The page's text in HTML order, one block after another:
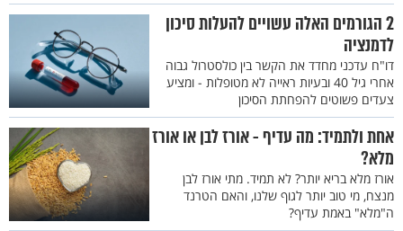
2 הגורמים האלה עשויים להעלות סיכון
לדמנציה
דו"ח עדכני מחדד את הקשר בין כולסטרול גבוה
אחרי גיל 40 ובעיות ראייה לא מטופלות - ומציע
צעדים פשוטים להפחתת הסיכון
אחת ולתמיד: מה עדיף - אורז לבן או אורז
מלא?
אורז מלא בריא יותר? לא תמיד. מתי אורז לבן
מנצח, מי טוב יותר לגוף שלנו, והאם הטרנד
ה"מלא" באמת עדיף?